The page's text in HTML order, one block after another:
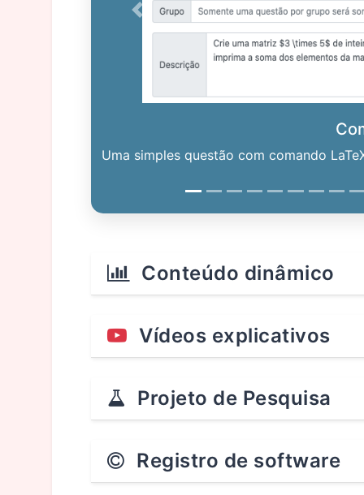
Uma simples questão com comando
Previous
Conteúdo dinâmico
Vídeos explicativos
Projeto de Pesquisa
Registro de software